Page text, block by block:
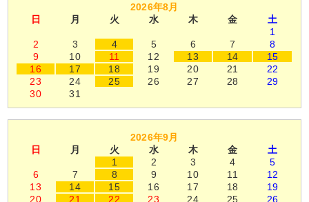
2026年8月
日
月 火 水 木 金
土
1
2
3 4 5 6 7
8
9
10 11 12 13 14
15
16
17 18 19 20 21
22
23
24 25 26 27 28
29
30
31
2026年9月
日
月 火 水 木 金
土
1
2 3 4
5
6
7 8 9 10 11
12
13
14 15 16 17 18
19
20
21 22 23 24 25
26